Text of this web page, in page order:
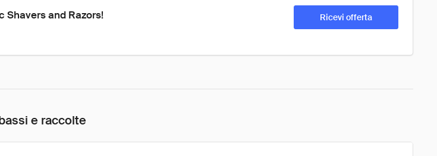
Shavers and Razors! Ricevi offerta
e raccolte